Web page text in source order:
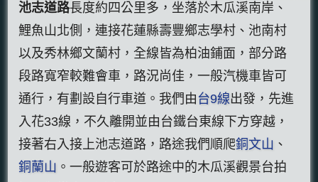
池志道路長度約四公里多，坐落於木瓜溪南岸、
鯉魚山北側，連接花蓮縣壽豐鄉志學村、池南村
以及秀林鄉文蘭村，全線皆為柏油鋪面，部分路
段路寬窄較難會車，路況尚佳，一般汽機車皆可
通行，有劃設自行車道。我們由 台9線出發，先進
入花33線，不久離開並由台鐵台東線下方穿越，
接著右入接上池志道路，路途我們順爬銅文山 、
銅蘭山 。一般遊客可於路途中的木瓜溪觀景台拍